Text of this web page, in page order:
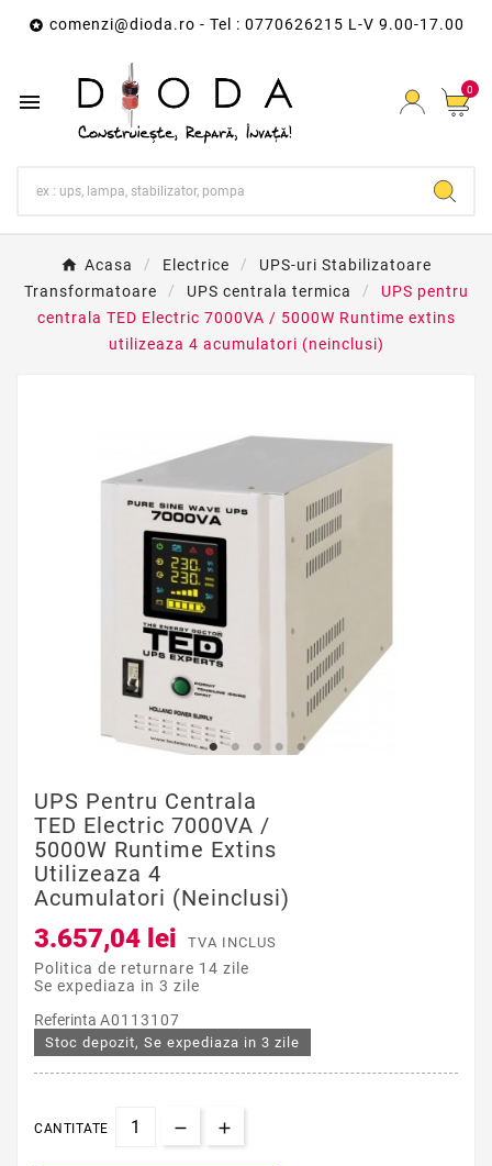
 comenzi@dioda.ro - Tel : 0770626215 L-V 9.00-17.00
 0
Acasa Electrice
UPS-uri Stabilizatoare
Transformatoare
UPS centrala termica
UPS pentru
centrala TED Electric 7000VA / 5000W Runtime extins
utilizeaza 4 acumulatori (neinclusi)
UPS Pentru Centrala
TED Electric 7000VA /
5000W Runtime Extins
Utilizeaza 4
Acumulatori (neinclusi)
3.657,04 lei TVA INCLUS
Politica de returnare 14 zile
Se expediaza in 3 zile
Referinta A0113107
Stoc depozit, Se expediaza in 3 zile
CANTITATE